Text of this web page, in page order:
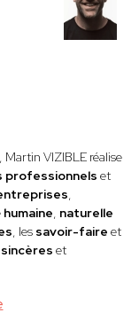
, Martin VIZIBLE réalise
professionnels et
,
humaine, naturelle
, les savoir-faire et
sincères et